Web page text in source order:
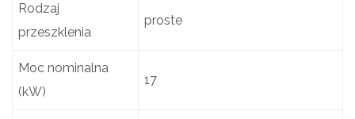
Rodzaj
przeszklenia
proste
Moc nominalna
(kW)
17